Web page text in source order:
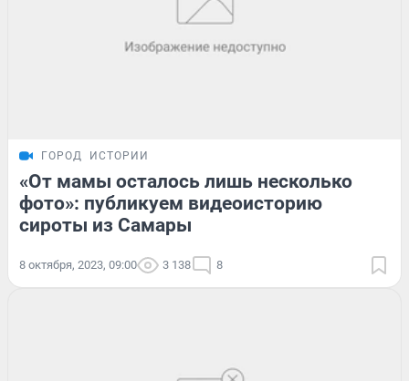
ГОРОД ИСТОРИИ
«От мамы осталось лишь несколько
фото»: публикуем видеоисторию
сироты из Самары
8 октября, 2023, 09:00 3 138 8